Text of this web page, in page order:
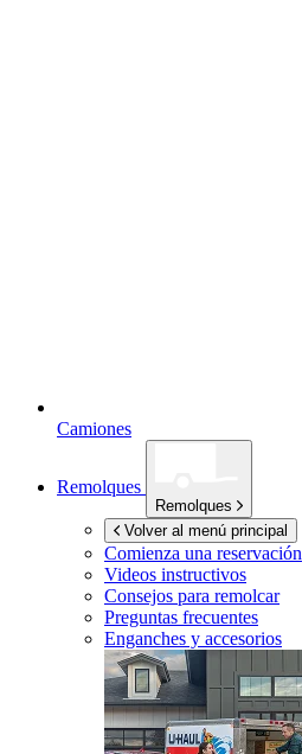
Camiones
Remolques
Remolques
Volver al menú principal
Comienza una reservación
Videos instructivos
Consejos para remolcar
Preguntas frecuentes
Enganches y accesorios